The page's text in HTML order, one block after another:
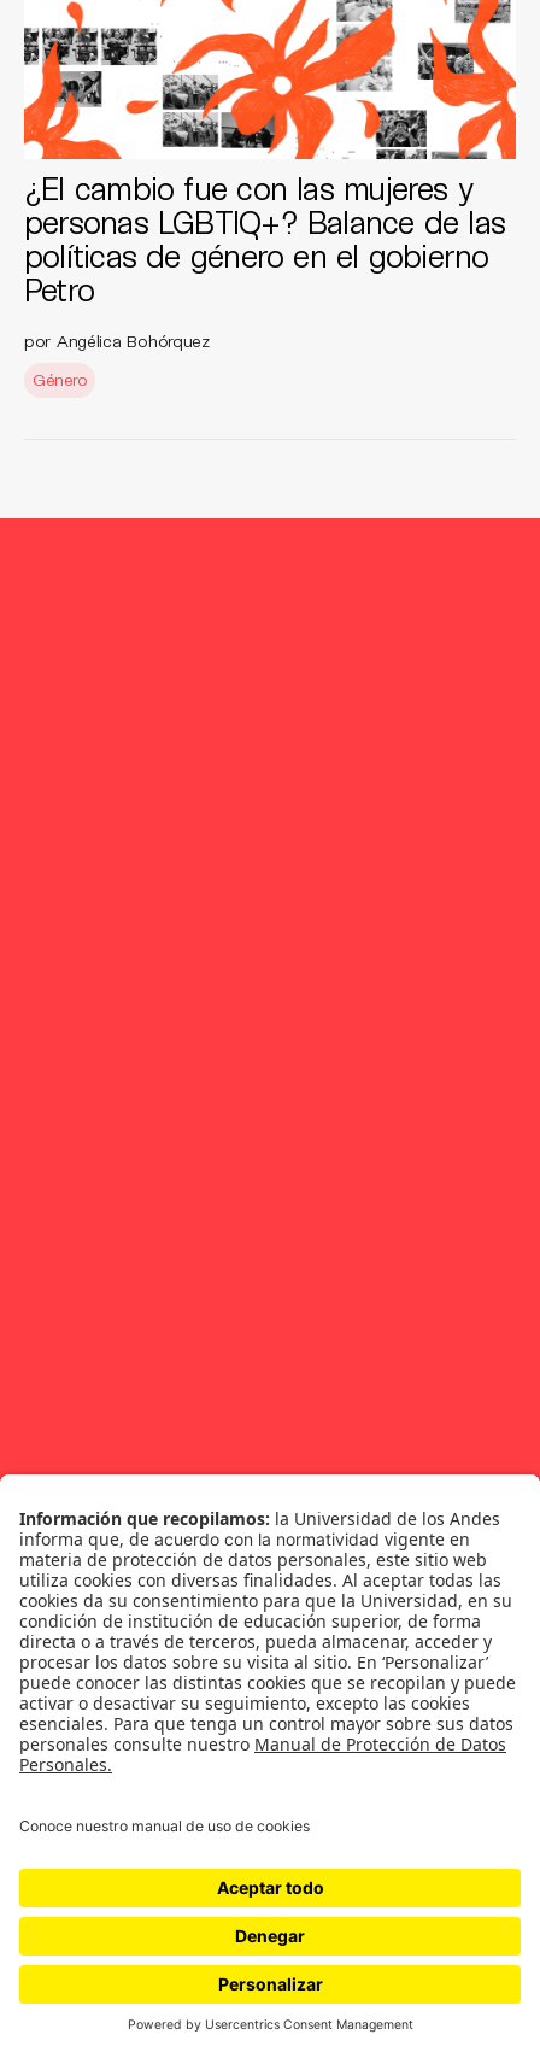
¿El cambio fue con las mujeres y
personas LGBTIQ+? Balance de las
políticas de género en el gobierno
Petro
por Angélica Bohórquez
Género
#ElNiusléterDe070